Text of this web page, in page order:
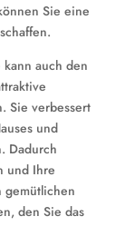
Sie eine
auch den
Sie verbessert
und
Dadurch
und Ihre
gemütlichen
den Sie das